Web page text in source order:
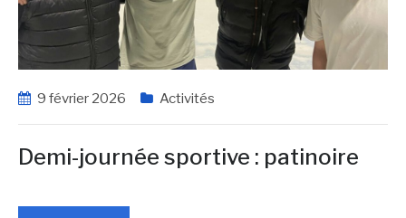
9 février 2026 Activités
Demi-journée sportive : patinoire